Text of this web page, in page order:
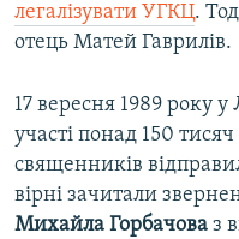
легалізувати УГКЦ.
отець Матей Гаврилів.
17 вересня 1989 року у
участі понад 150
священників
вірні зачитали
Михайла Горбачова з